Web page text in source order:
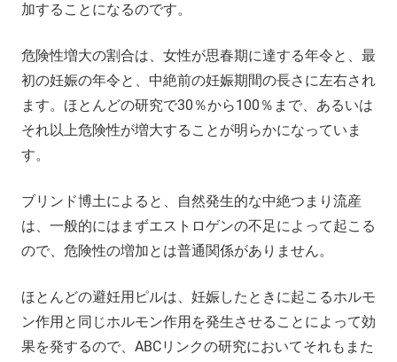
加することになるのです。
危険性増大の割合は、女性が思春期に達する年令と、最
初の妊娠の年令と、中絶前の妊娠期間の長さに左右され
ます。ほとんどの研究で30％から100％まで、あるいは
それ以上危険性が増大することが明らかになっていま
す。
ブリンド博土によると、自然発生的な中絶つまり流産
は、一般的にはまずエストロゲンの不足によって起こる
ので、危険性の増加とは普通関係がありません。
ほとんどの避妊用ピルは、妊娠したときに起こるホルモ
ン作用と同じホルモン作用を発生させることによって効
果を発するので、ABCリンクの研究においてそれもまた